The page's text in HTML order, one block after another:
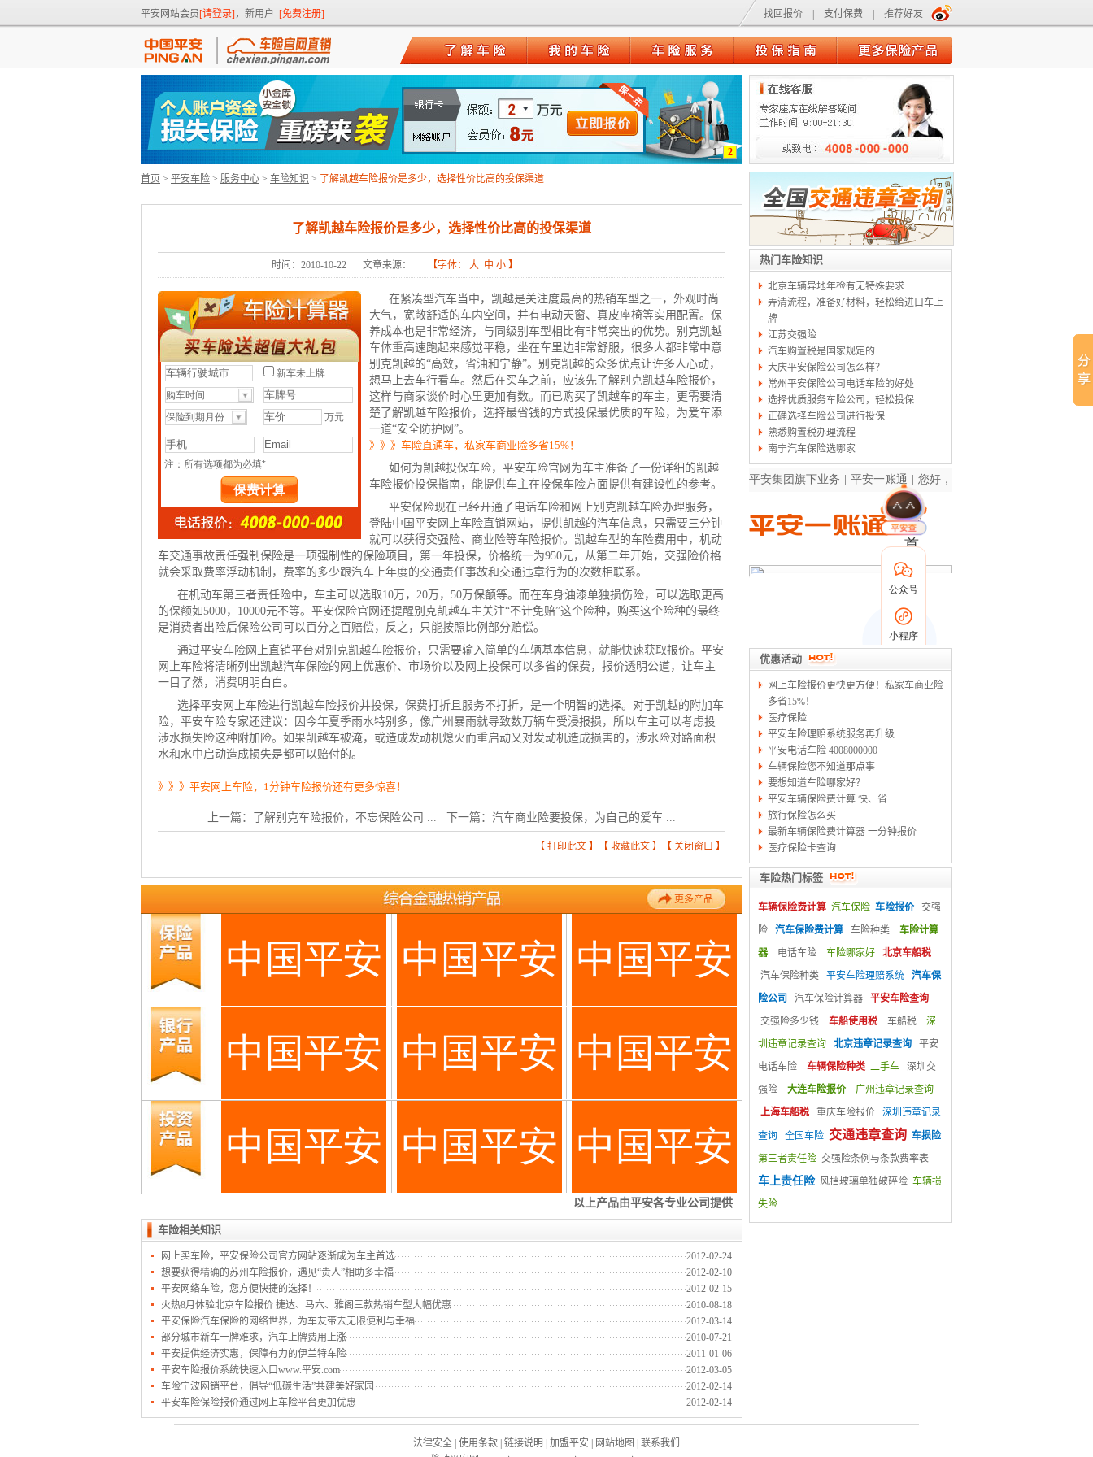
平安网站会员[请登录] ，新用户 [免费注册] 找回报价 支付保费 推荐好友
热门车险知识
北京车辆异地年检有无特殊要求
弄清流程，准备好材料，轻松给进口车上
牌
江苏交强险
汽车购置税是国家规定的
大庆平安保险公司怎么样？
常州平安保险公司电话车险的好处
选择优质服务车险公司，轻松投保
正确选择车险公司进行投保
熟悉购置税办理流程
南宁汽车保险选哪家
优惠活动
网上车险报价更快更方便！私家车商业险
多省15%！
医疗保险
平安车险理赔系统服务再升级
平安电话车险 4008000000
车辆保险您不知道那点事
要想知道车险哪家好？
平安车辆保险费计算 快、省
旅行保险怎么买
最新车辆保险费计算器 一分钟报价
医疗保险卡查询
车险热门标签
车辆保险费计算 汽车保险 车险报价
交强
险
汽车保险费计算 车险种类
车险计算
器
电话车险 车险哪家好
北京车船税
汽车保险种类
平安车险理赔系统
汽车保
险公司
汽车保险计算器
平安车险查询
交强险多少钱
车船使用税 车船税
深
圳违章记录查询
北京违章记录查询
平安
电话车险
车辆保险种类 二手车
深圳交
强险
大连车险报价
广州违章记录查询
上海车船税
重庆车险报价 深圳违章记录
查询 全国车险 交通违章查询 车损险
第三者责任险 交强险条例与条款费率表
车上责任险 风挡玻璃单独破碎险 车辆损
失险
1 2
首页 > 平安车险 > 服务中心 > 车险知识 > 了解凯越车险报价是多少，选择性价比高的投保渠道
了解凯越车险报价是多少，选择性价比高的投保渠道
时间：2010-10-22 文章来源： 【字体： 大 中 小 】
在紧凑型汽车当中，凯越是关注度最高的热销车型之一，外观时尚
大气，宽敞舒适的车内空间，并有电动天窗、真皮座椅等实用配置。保
养成本也是非常经济，与同级别车型相比有非常突出的优势。别克凯越
车体重高速跑起来感觉平稳，坐在车里边非常舒服，很多人都非常中意
别克凯越的“高效，省油和宁静”。别克凯越的众多优点让许多人心动，
想马上去车行看车。然后在买车之前，应该先了解别克凯越车险报价，
这样与商家谈价时心里更加有数。而已购买了凯越车的车主，更需要清
楚了解凯越车险报价，选择最省钱的方式投保最优质的车险，为爱车添
一道“安全防护网”。
》》》车险直通车，私家车商业险多省15%！
如何为凯越投保车险，平安车险官网为车主准备了一份详细的凯越
车险报价投保指南，能提供车主在投保车险方面提供有建设性的参考。
平安保险现在已经开通了 电话车险和网上别克凯越车险办理服务，
登陆中国平安网上车险直销网站，提供凯越的汽车信息，只需要三分钟
就可以获得交强险、 商业险等车险报价。凯越车型的车险费用中，机动
车交通事故责任强制保险是一项强制性的保险项目，第一年投保，价格统一为950元，从第二年开始，交强险价格
就会采取费率浮动机制，费率的多少跟汽车上年度的交通责任事故和交通违章行为的次数相联系。
在机动车第三者责任险中，车主可以选取10万，20万，50万保额等。而在车身油漆单独损伤险，可以选取更高
的保额如5000，10000元不等。平安保险官网还提醒别克凯越车主关注“不计免赔”这个险种，购买这个险种的最终
是消费者出险后保险公司可以百分之百赔偿，反之，只能按照比例部分赔偿。
通过平安车险网上直销平台对别克凯越车险报价，只需要输入简单的车辆基本信息，就能快速获取报价。平安
网上车险将清晰列出凯越汽车保险的网上优惠价、市场价以及网上投保可以多省的保费，报价透明公道，让车主
一目了然，消费明明白白。
选择平安网上车险进行凯越车险报价并投保，保费打折且服务不打折，是一个明智的选择。对于凯越的附加车
险，平安车险专家还建议：因今年夏季雨水特别多，像广州暴雨就导致数万辆车受浸报损，所以车主可以考虑投
涉水损失险这种附加险。如果凯越车被淹，或造成发动机熄火而重启动又对发动机造成损害的，涉水险对路面积
水和水中启动造成损失是都可以赔付的。
》》》平安网上车险，1分钟车险报价还有更多惊喜！
上一篇： 了解别克车险报价，不忘保险公司 ... 下一篇： 汽车商业险要投保，为自己的爱车 ...
【 打印此文 】【 收藏此文 】【 关闭窗口 】
车险相关知识
网上买车险，平安保险公司官方网站逐渐成为车主首选
2012-02-24
想要获得精确的苏州车险报价，遇见“贵人”相助多幸福
2012-02-10
平安网络车险，您方便快捷的选择！
2012-02-15
火热8月体验北京车险报价 捷达、马六、雅阁三款热销车型大幅优惠
2010-08-18
平安保险汽车保险的网络世界，为车友带去无限便利与幸福
2012-03-14
部分城市新车一牌难求，汽车上牌费用上涨
2010-07-21
平安提供经济实惠，保障有力的伊兰特车险
2011-01-06
平安车险报价系统快速入口www.平安.com
2012-03-05
车险宁波网销平台，倡导“低碳生活”共建美好家园
2012-02-14
平安车险保险报价通过网上车险平台更加优惠
2012-02-14
法律安全 使用条款 链接说明 加盟平安 网站地图
联系我们